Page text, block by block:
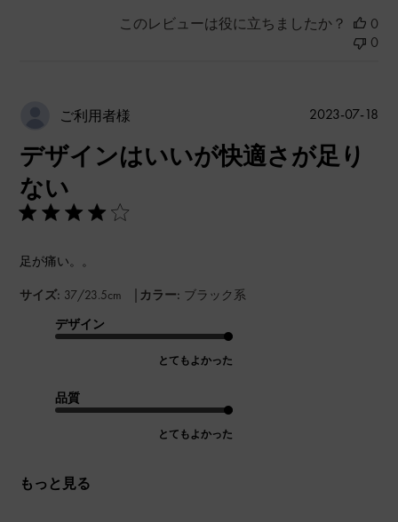
このレビューは役に立ちましたか？
0
0
ご利用者様
デザインはいいが快適さが足り
ない
足が痛い。。
サイズ: 37/23.5cm | カラー: ブラック系
デザイン
とてもよかった
品質
とてもよかった
もっと見る
公
2023-07-18